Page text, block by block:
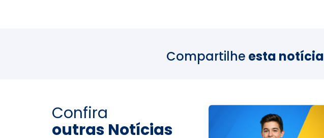
Compartilhe esta notícia
Confira
outras Notícias